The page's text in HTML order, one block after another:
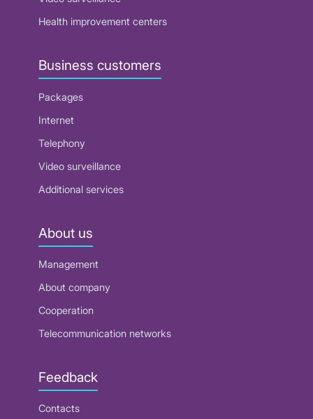
Health improvement centers
Business customers
Packages
Internet
Telephony
Video surveillance
Additional services
About us
Management
About company
Cooperation
Telecommunication networks
Feedback
Contacts